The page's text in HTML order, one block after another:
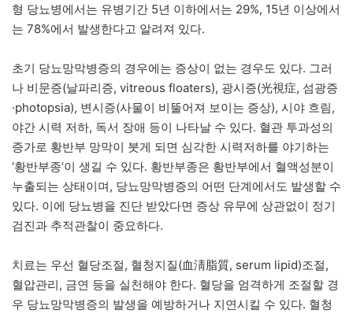
형 당뇨병에서는 유병기간 5년 이하에서는 29%, 15년 이상에서
는 78%에서 발생한다고 알려져 있다.
초기 당뇨망막병증의 경우에는 증상이 없는 경우도 있다. 그러
나 비문증(날파리증, vitreous floaters), 광시증(光視症, 섬광증
·photopsia), 변시증(사물이 비뚤어져 보이는 증상), 시야 흐림,
야간 시력 저하, 독서 장애 등이 나타날 수 있다. 혈관 투과성의
증가로 황반부 망막이 붓게 되면 심각한 시력저하를 야기하는
‘황반부종’이 생길 수 있다. 황반부종은 황반부에서 혈액성분이
누출되는 상태이며, 당뇨망막병증의 어떤 단계에서도 발생할 수
있다. 이에 당뇨병을 진단 받았다면 증상 유무에 상관없이 정기
검진과 추적관찰이 중요하다.
치료는 우선 혈당조절, 혈청지질(血淸脂質, serum lipid)조절,
혈압관리, 금연 등을 실천해야 한다. 혈당을 엄격하게 조절할 경
우 당뇨망막병증의 발생을 예방하거나 지연시킬 수 있다. 혈청